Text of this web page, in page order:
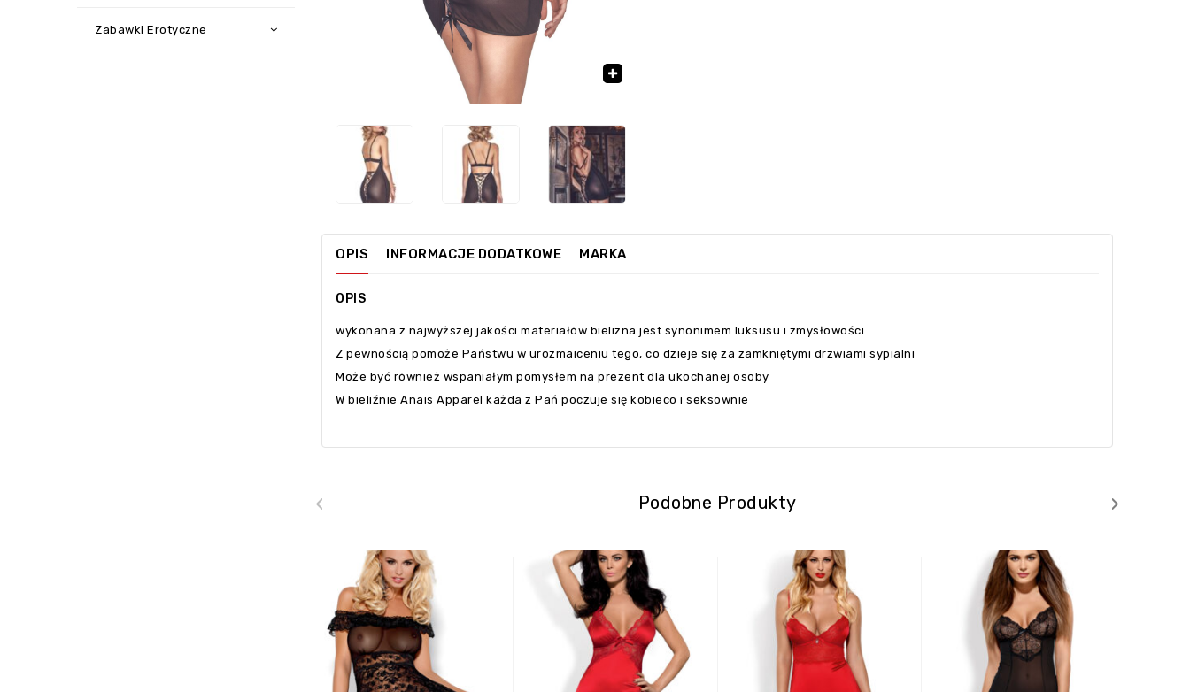
Zabawki Erotyczne
OPIS INFORMACJE DODATKOWE MARKA
OPIS
wykonana z najwyższej jakości materiałów bielizna jest synonimem luksusu i zmysłowości
Z pewnością pomoże Państwu w urozmaiceniu tego, co dzieje się za zamkniętymi drzwiami sypialni
Może być również wspaniałym pomysłem na prezent dla ukochanej osoby
W bieliźnie Anais Apparel każda z Pań poczuje się kobieco i seksownie
Podobne Produkty
‹ ›